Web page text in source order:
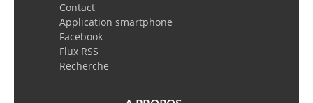
Contact
Application smartphone
Facebook
Flux RSS
Recherche